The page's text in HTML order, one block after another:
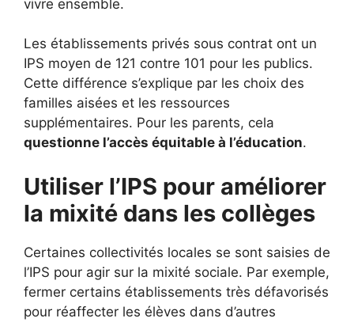
vivre ensemble.
Les établissements privés sous contrat ont un
IPS moyen de 121 contre 101 pour les publics.
Cette différence s’explique par les choix des
familles aisées et les ressources
supplémentaires. Pour les parents, cela
questionne l’accès équitable à l’éducation.
Utiliser l’IPS pour améliorer
la mixité dans les collèges
Certaines collectivités locales se sont saisies de
l’IPS pour agir sur la mixité sociale. Par exemple,
fermer certains établissements très défavorisés
pour réaffecter les élèves dans d’autres